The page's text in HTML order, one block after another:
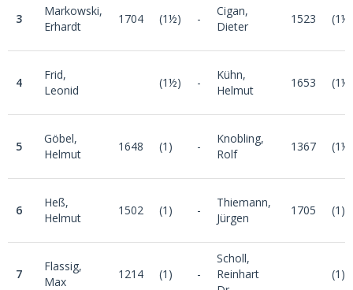
3
Markowski,
Erhardt
1704 (1½) -
Cigan,
Dieter
1523 (1½)
4
Frid,
Leonid
(1½) -
Kühn,
Helmut
1653 (1½)
5
Göbel,
Helmut
1648 (1) -
Knobling,
Rolf
1367 (1½)
6
Heß,
Helmut
1502 (1) -
Thiemann,
Jürgen
1705 (1)
7
Flassig,
Max
1214 (1) -
Scholl,
Reinhart
(1)